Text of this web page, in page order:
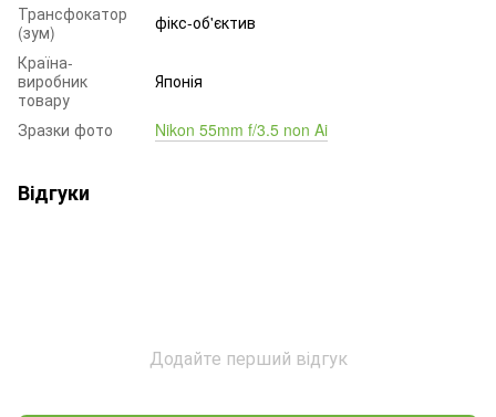
Трансфокатор
(зум)
фікс-об'єктив
Країна-
виробник
товару
Японія
Зразки фото Nikon 55mm f/3.5 non Ai
Відгуки
Додайте перший відгук